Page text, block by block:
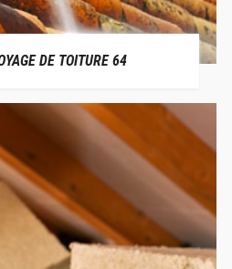
DE TOITURE 64